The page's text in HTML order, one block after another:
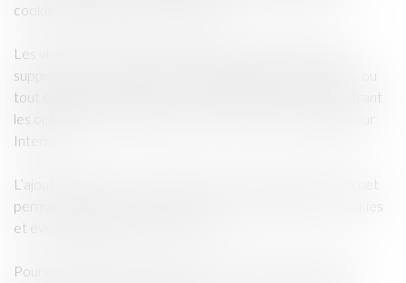
cookies de notre bandeau cookies.
Les visiteurs de notre site Internet peuvent également
supprimer, à tout moment, l’enregistrement des cookies, ou
tout cookie déjà enregistré sur leur appareil, en paramétrant
les options de protection de la vie privée de leur navigateur
Internet.
L’ajout de modules complémentaires au navigateur Internet
permet également d’être informé de la présence de cookies
et éventuellement de les refuser.
Pour en savoir plus, vous pouvez vous reporter à la page